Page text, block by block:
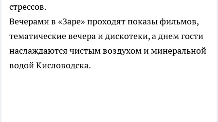
стрессов.
Вечерами в «Заре» проходят показы фильмов,
тематические вечера и дискотеки, а днем гости
наслаждаются чистым воздухом и минеральной
водой Кисловодска.